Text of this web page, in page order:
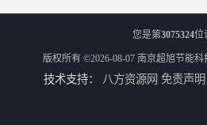
您是第3075324位
版权所有 ©2026-08-07 南京超旭节能科
技术支持： 八方资源网 免责声明